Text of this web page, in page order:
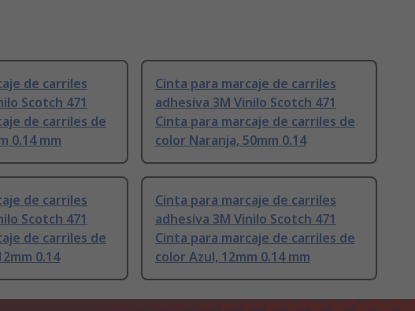
de carriles
Scotch 471
de carriles de
0.14 mm
Cinta para marcaje de carriles
adhesiva 3M Vinilo Scotch 471
Cinta para marcaje de carriles de
color Naranja, 50mm 0.14
de carriles
Scotch 471
de carriles de
0.14
Cinta para marcaje de carriles
adhesiva 3M Vinilo Scotch 471
Cinta para marcaje de carriles de
color Azul, 12mm 0.14 mm